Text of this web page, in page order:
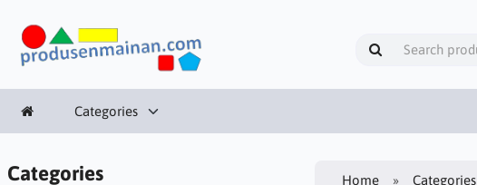
Categories
Categories Home Categories